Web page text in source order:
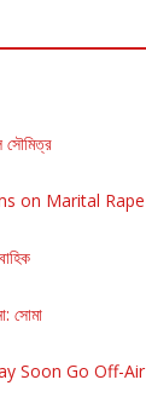
সৌমিত্র
on Marital Rape
সোমা
Soon Go Off-Air